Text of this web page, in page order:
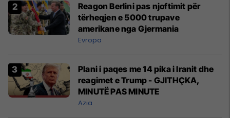
Reagon Berlini pas njoftimit për
tërheqjen e 5000 trupave
amerikane nga Gjermania
Evropa
Plani i paqes me 14 pika i Iranit dhe
reagimet e Trump - GJITHÇKA,
MINUTË PAS MINUTE
Azia